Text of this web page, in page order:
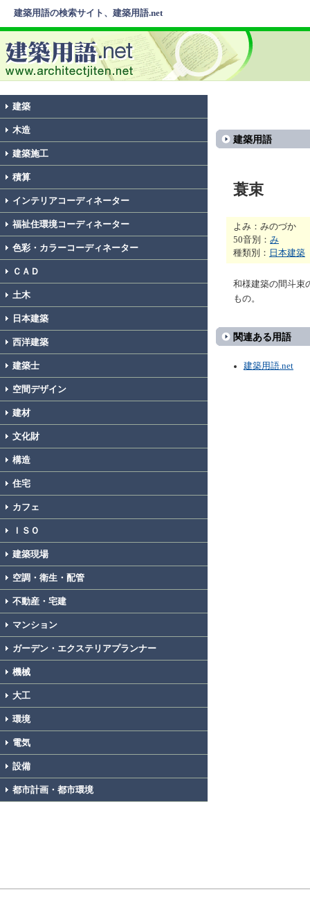
建築用語の検索サイト、建築用語.net
建築
木造
建築施工
積算
インテリアコーディネーター
福祉住環境コーディネーター
色彩・カラーコーディネーター
ＣＡＤ
土木
日本建築
西洋建築
建築士
空間デザイン
建材
文化財
構造
住宅
カフェ
ＩＳＯ
建築現場
空調・衛生・配管
不動産・宅建
マンション
ガーデン・エクステリアプランナー
機械
大工
環境
電気
設備
都市計画・都市環境
建築用語
蓑束
よみ：みのづか
50音別： み
種類別： 日本建築
和様建築の間斗束
もの。
関連ある用語
建築用語.net